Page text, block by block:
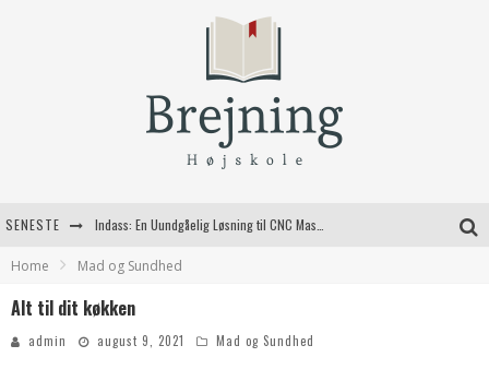
SENESTE
Fordele ved at bruge bagestål i dit køkken
Kvalitetshåndværk til dit næste byggeprojekt
Home Mad og Sundhed
Alt til dit køkken
admin august 9, 2021 Mad og Sundhed